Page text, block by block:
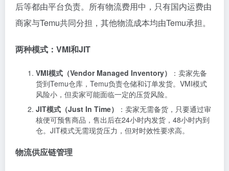
后等都由平台负责。所有物流费用中，只有国内运费由
商家与Temu共同分担，其他物流成本均由Temu承担。
两种模式：VMI和JIT
VMI模式（Vendor Managed Inventory）
：卖家先备
货到Temu仓库，Temu负责仓储和订单发货。VMI模式
风险小，但卖家可能面临一定的压货风险。
JIT模式（Just In Time）
：卖家无需备货，只要通过审
核便可预售商品，售出后在24小时内发货，48小时内到
仓。JIT模式无需现货压力，但对时效性要求高。
物流供应链管理